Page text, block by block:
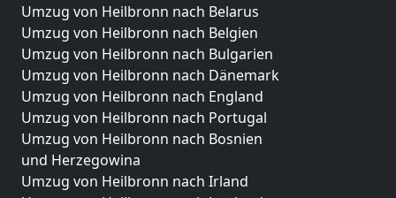
Umzug von Heilbronn nach Belarus
Umzug von Heilbronn nach Belgien
Umzug von Heilbronn nach Bulgarien
Umzug von Heilbronn nach Dänemark
Umzug von Heilbronn nach England
Umzug von Heilbronn nach Portugal
Umzug von Heilbronn nach Bosnien
und Herzegowina
Umzug von Heilbronn nach Irland